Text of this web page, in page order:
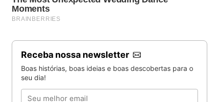
Receba nossa newsletter
Boas histórias, boas ideias e boas descobertas para o
seu dia!
Email